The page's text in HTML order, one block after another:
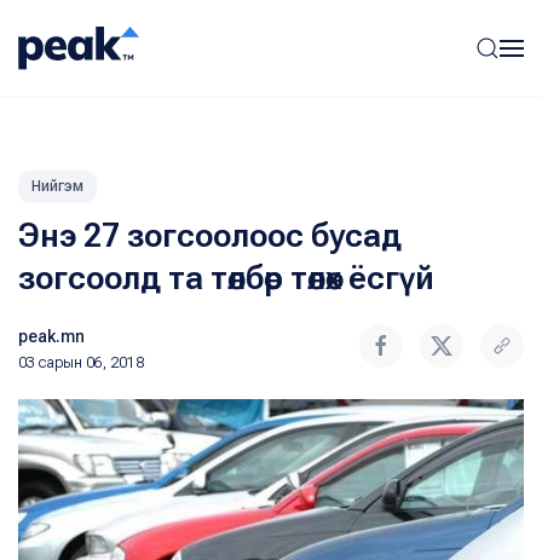
Нийгэм
Энэ 27 зогсоолоос бусад
зогсоолд та төлбөр төлөх ёсгүй
peak.mn
03 сарын 06, 2018